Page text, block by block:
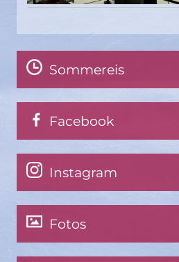
Sommereis
Facebook
Instagram
Fotos